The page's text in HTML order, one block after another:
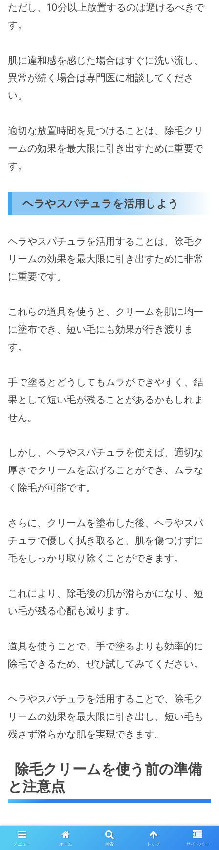
ただし、10分以上放置するのは避けるべきで
す。
肌に違和感を感じた場合はすぐに洗い流し、
異常が続く場合は専門医に相談してくださ
い。
適切な放置時間を見つけることは、除毛クリ
ームの効果を最大限に引き出すために重要で
す。
ヘラやスパチュラを活用しよう
ヘラやスパチュラを活用することは、除毛ク
リームの効果を最大限に引き出すために非常
に重要です。
これらの道具を使うと、クリームを肌に均一
に塗布でき、短い毛にも効果が行き渡りま
す。
手で塗るとどうしてもムラができやすく、結
果として短い毛が残ることがあるかもしれま
せん。
しかし、ヘラやスパチュラを使えば、適切な
厚さでクリームを広げることができ、ムラな
く除毛が可能です。
さらに、クリームを塗布した後、ヘラやスパ
チュラで優しく拭き取ると、肌を傷つけずに
毛をしっかり取り除くことができます。
これにより、除毛後の肌が滑らかになり、短
い毛が残る心配も減ります。
道具を使うことで、手で塗るよりも効率的に
除毛できるため、ぜひ試してみてください。
ヘラやスパチュラを活用することで、除毛ク
リームの効果を最大限に引き出し、短い毛も
残さず滑らかな肌を実現できます。
除毛クリームを使う前の準備
と注意点
除毛クリームを使用する前の準備と注意点を
メニュー ホーム 検索 トップ サイドバー